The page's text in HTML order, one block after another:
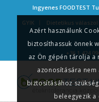
Ingyenes FOODTEST
GYIK
Dietetikus válaszol
+36 1 424
Azért használunk
biztosíthassuk önnek
az Ön gépén tárolja a
azonosítására nem
biztosításához
beleegyezik a